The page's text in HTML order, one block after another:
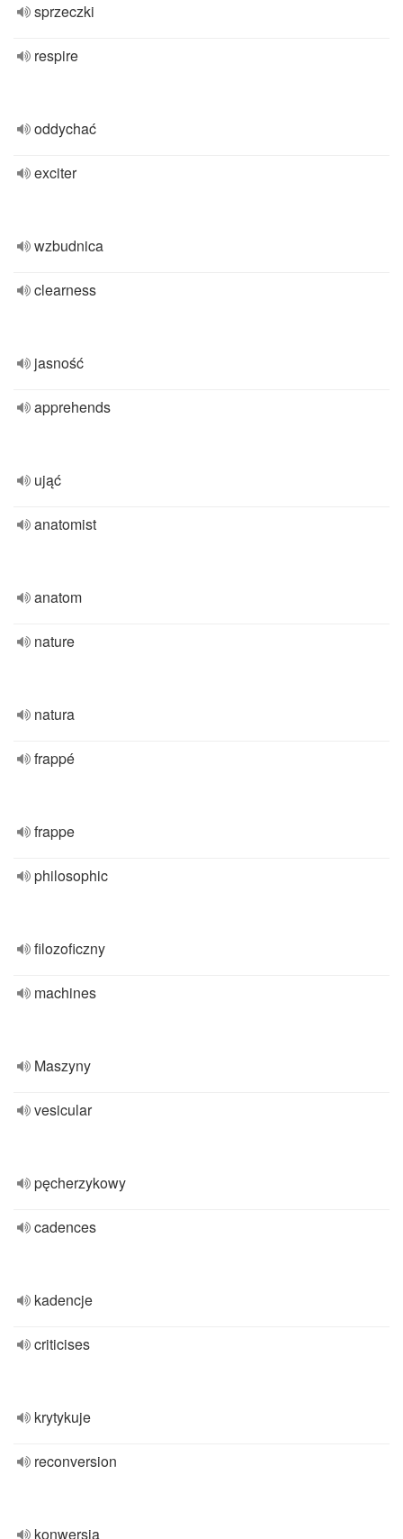
sprzeczki
respire
oddychać
exciter
wzbudnica
clearness
jasność
apprehends
ująć
anatomist
anatom
nature
natura
frappé
frappe
philosophic
filozoficzny
machines
Maszyny
vesicular
pęcherzykowy
cadences
kadencje
criticises
krytykuje
reconversion
konwersja